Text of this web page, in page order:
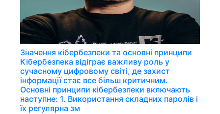
Значення кібербезпеки та основні принципи
Кібербезпека відіграє важливу роль у
сучасному цифровому світі, де захист
інформації стає все більш критичним.
Основні принципи кібербезпеки включають
наступне: 1. Використання складних паролів і
їх регулярна зм